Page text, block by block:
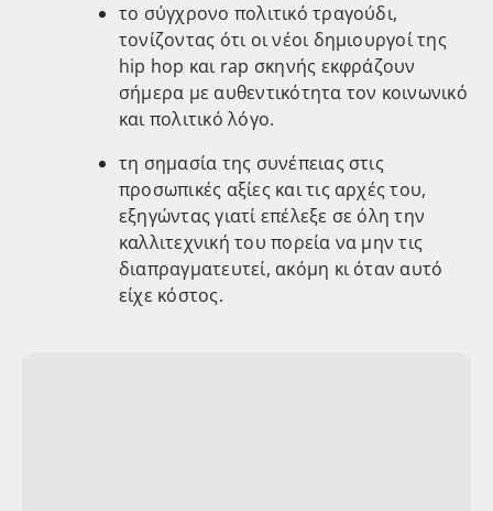
το σύγχρονο πολιτικό τραγούδι,
τονίζοντας ότι οι νέοι δημιουργοί της
hip hop και rap σκηνής εκφράζουν
σήμερα με αυθεντικότητα τον κοινωνικό
και πολιτικό λόγο.
τη σημασία της συνέπειας στις
προσωπικές αξίες και τις αρχές του,
εξηγώντας γιατί επέλεξε σε όλη την
καλλιτεχνική του πορεία να μην τις
διαπραγματευτεί, ακόμη κι όταν αυτό
είχε κόστος.